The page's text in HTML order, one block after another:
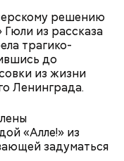
решению
Гюли из рассказа
трагико-
до
из жизни
Ленинграда.
«Алле!» из
задуматься
"Synkronized",